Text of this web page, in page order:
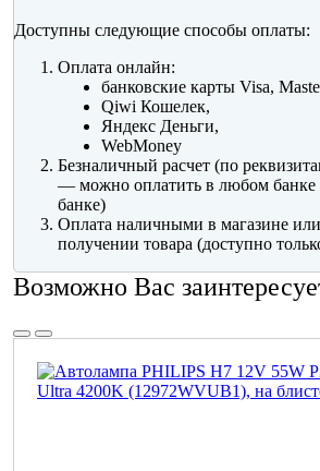
Доступны следующие способы оплаты:
Оплата онлайн:
банковские карты Visa,
Qiwi Кошелек,
Яндекс Деньги,
WebMoney
Безналичный расчет (по
— можно оплатить в любом банке
банке)
Оплата наличными в магазине
получении товара (доступно
Возможно Вас